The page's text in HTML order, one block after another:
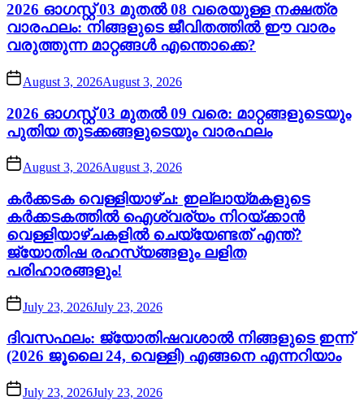
2026 ഓഗസ്റ്റ് 03 മുതൽ 08 വരെയുള്ള നക്ഷത്ര
വാരഫലം: നിങ്ങളുടെ ജീവിതത്തിൽ ഈ വാരം
വരുത്തുന്ന മാറ്റങ്ങൾ എന്തൊക്കെ?
August 3, 2026August 3, 2026
2026 ഓഗസ്റ്റ് 03 മുതൽ 09 വരെ: മാറ്റങ്ങളുടെയും
പുതിയ തുടക്കങ്ങളുടെയും വാരഫലം
August 3, 2026August 3, 2026
കർക്കടക വെള്ളിയാഴ്ച: ഇല്ലായ്മകളുടെ
കർക്കടകത്തിൽ ഐശ്വര്യം നിറയ്ക്കാൻ
വെള്ളിയാഴ്ചകളിൽ ചെയ്യേണ്ടത് എന്ത്?
ജ്യോതിഷ രഹസ്യങ്ങളും ലളിത
പരിഹാരങ്ങളും!
July 23, 2026July 23, 2026
ദിവസഫലം: ജ്യോതിഷവശാൽ നിങ്ങളുടെ ഇന്ന്‌
(2026 ജൂലൈ 24, വെള്ളി) എങ്ങനെ എന്നറിയാം
July 23, 2026July 23, 2026